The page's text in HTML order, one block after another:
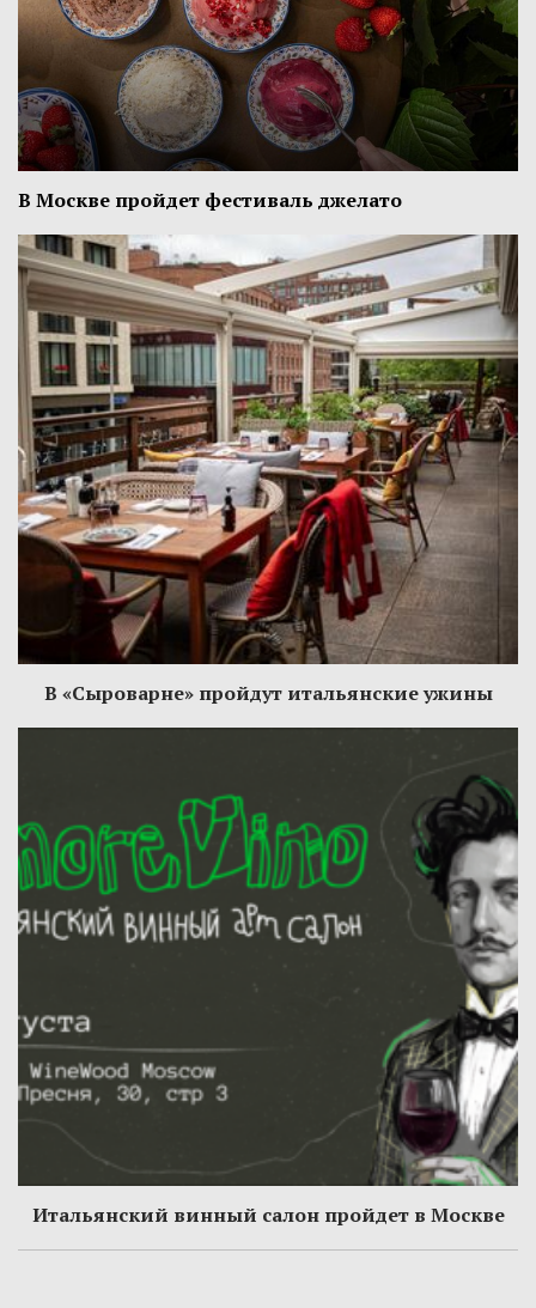
В Москве пройдет фестиваль джелато
В «Сыроварне» пройдут итальянские ужины
Итальянский винный салон пройдет в Москве